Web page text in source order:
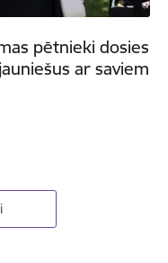
pētnieki dosies
ar saviem